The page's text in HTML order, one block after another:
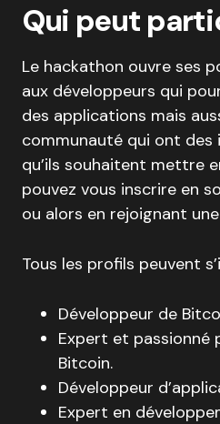
Qui peut
Le hackathon ouvre ses
aux développeurs qui
des applications mais
communauté qui ont
qu’ils souhaitent mettre
pouvez vous inscrire en
ou alors en rejoignant
Tous les profils peuvent
Développeur de
Expert et passionné
Bitcoin.
Développeur
Expert en